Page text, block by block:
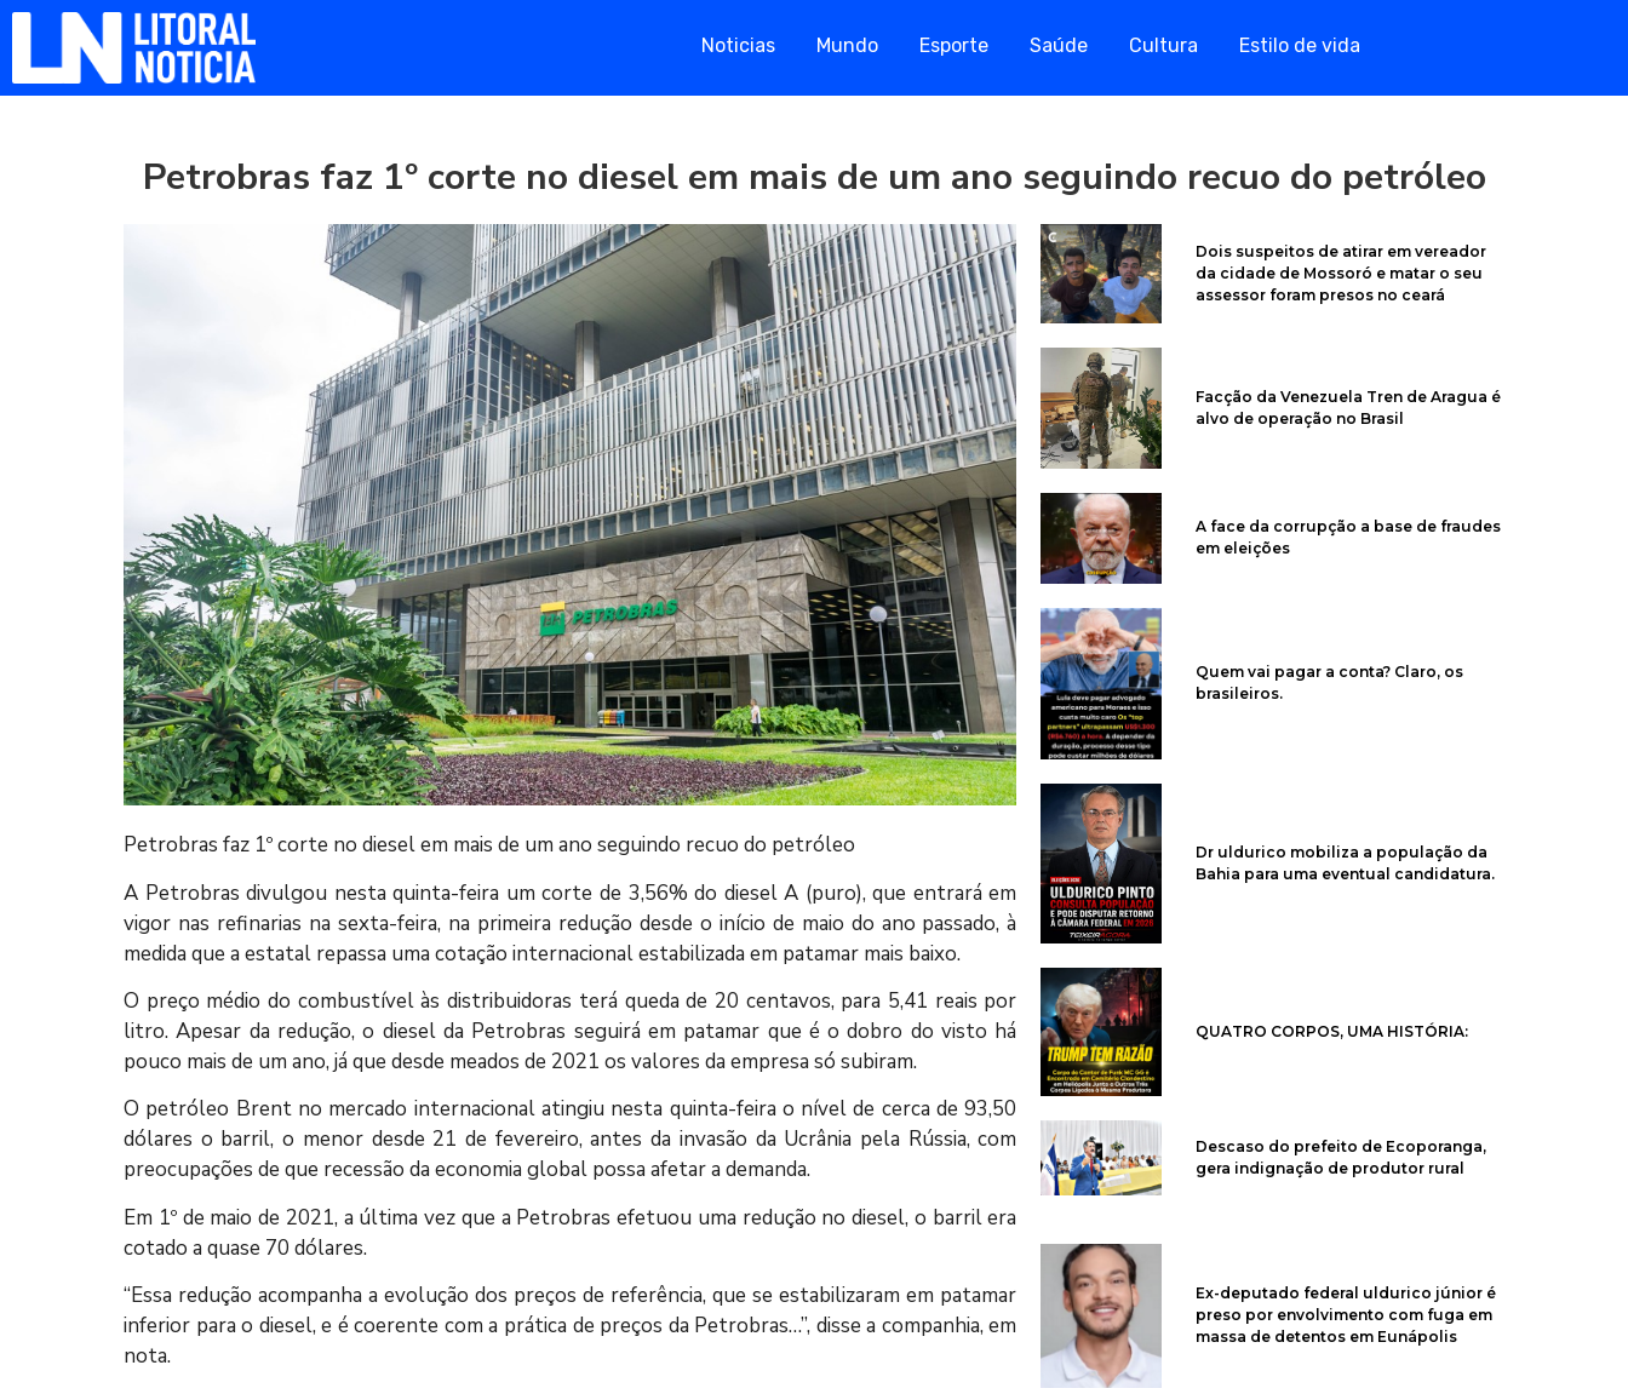
Noticias Mundo Esporte Saúde Cultura Estilo de vida
Petrobras faz 1º corte no diesel em mais de um ano seguindo recuo do petróleo
Petrobras faz 1º corte no diesel em mais de um ano seguindo recuo do petróleo
A Petrobras divulgou nesta quinta-feira um corte de 3,56% do diesel A (puro), que entrará em
vigor nas refinarias na sexta-feira, na primeira redução desde o início de maio do ano passado, à
medida que a estatal repassa uma cotação internacional estabilizada em patamar mais baixo.
O preço médio do combustível às distribuidoras terá queda de 20 centavos, para 5,41 reais por
litro. Apesar da redução, o diesel da Petrobras seguirá em patamar que é o dobro do visto há
pouco mais de um ano, já que desde meados de 2021 os valores da empresa só subiram.
O petróleo Brent no mercado internacional atingiu nesta quinta-feira o nível de cerca de 93,50
dólares o barril, o menor desde 21 de fevereiro, antes da invasão da Ucrânia pela Rússia, com
preocupações de que recessão da economia global possa afetar a demanda.
Em 1º de maio de 2021, a última vez que a Petrobras efetuou uma redução no diesel, o barril era
cotado a quase 70 dólares.
“Essa redução acompanha a evolução dos preços de referência, que se estabilizaram em patamar
inferior para o diesel, e é coerente com a prática de preços da Petrobras…”, disse a companhia, em
nota.
Dois suspeitos de atirar em vereador
da cidade de Mossoró e matar o seu
assessor foram presos no ceará
Facção da Venezuela Tren de Aragua é
alvo de operação no Brasil
A face da corrupção a base de fraudes
em eleições
Quem vai pagar a conta? Claro, os
brasileiros.
Dr uldurico mobiliza a população da
Bahia para uma eventual candidatura.
QUATRO CORPOS, UMA HISTÓRIA:
Descaso do prefeito de Ecoporanga,
gera indignação de produtor rural
Ex-deputado federal uldurico júnior é
preso por envolvimento com fuga em
massa de detentos em Eunápolis